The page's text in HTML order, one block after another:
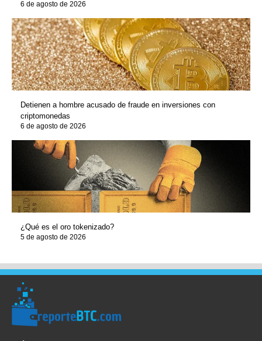
6 de agosto de 2026
Detienen a hombre acusado de fraude en inversiones con
criptomonedas
6 de agosto de 2026
¿Qué es el oro tokenizado?
5 de agosto de 2026